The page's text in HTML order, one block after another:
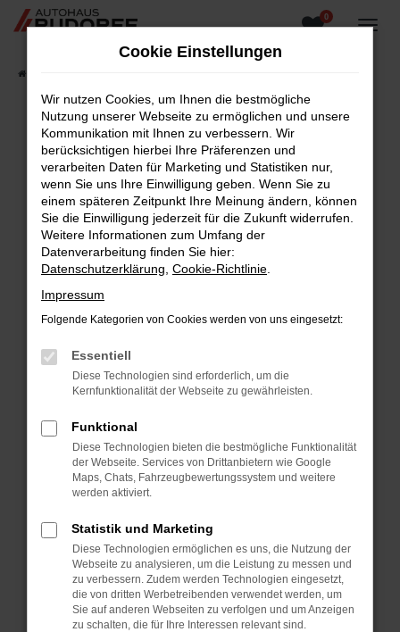
Zum
0
Fehler: Network Error
Beim Laden ist ein Fehler aufgetreten.
Hier sind ein paar Tipps, die dir helfen können:
Überprüfe deine Firewall und deine
Internetverbindung.
Laden andere Webseiten, zum Beispiel deine
Suchmaschine?
Prüfe deine Browsererweiterungen.
Manche Erweiterungen, wie Werbeblocker,
können das Laden bestimmter Seiten
verhindern. Funktioniert die Seite in einem
Fenster?
Starte dein Gerät neu.
Das kann manchmal helfen, vorübergehende
Probleme zu beheben.
Betriebssystem auf dem neuesten Stand
sind.
Veraltete Software birgt nicht nur ein
Sicherheitsrisiko, sondern kann auch dazu
führen, dass bestimmte Funktionen nicht mehr
Cookie Einstellungen
Wir nutzen Cookies, um Ihnen die bestmögliche
Nutzung unserer Webseite zu ermöglichen und unsere
Kommunikation mit Ihnen zu verbessern. Wir
berücksichtigen hierbei Ihre Präferenzen und
verarbeiten Daten für Marketing und Statistiken nur,
wenn Sie uns Ihre Einwilligung geben. Wenn Sie zu
einem späteren Zeitpunkt Ihre Meinung ändern, können
Sie die Einwilligung jederzeit für die Zukunft widerrufen.
Weitere Informationen zum Umfang der
Datenverarbeitung finden Sie hier:
Datenschutzerklärung Cookie-Richtlinie
Impressum
Folgende Kategorien von Cookies werden von uns eingesetzt:
Essentiell
Diese Technologien sind erforderlich, um die
Kernfunktionalität der Webseite zu gewährleisten.
Funktional
Diese Technologien bieten die bestmögliche Funktionalität
der Webseite. Services von Drittanbietern wie Google
Maps, Chats, Fahrzeugbewertungssystem und weitere
werden aktiviert.
Statistik und Marketing
Diese Technologien ermöglichen es uns, die Nutzung der
Webseite zu analysieren, um die Leistung zu messen und
zu verbessern. Zudem werden Technologien eingesetzt,
die von dritten Werbetreibenden verwendet werden, um
Sie auf anderen Webseiten zu verfolgen und um Anzeigen
zu schalten, die für Ihre Interessen relevant sind.